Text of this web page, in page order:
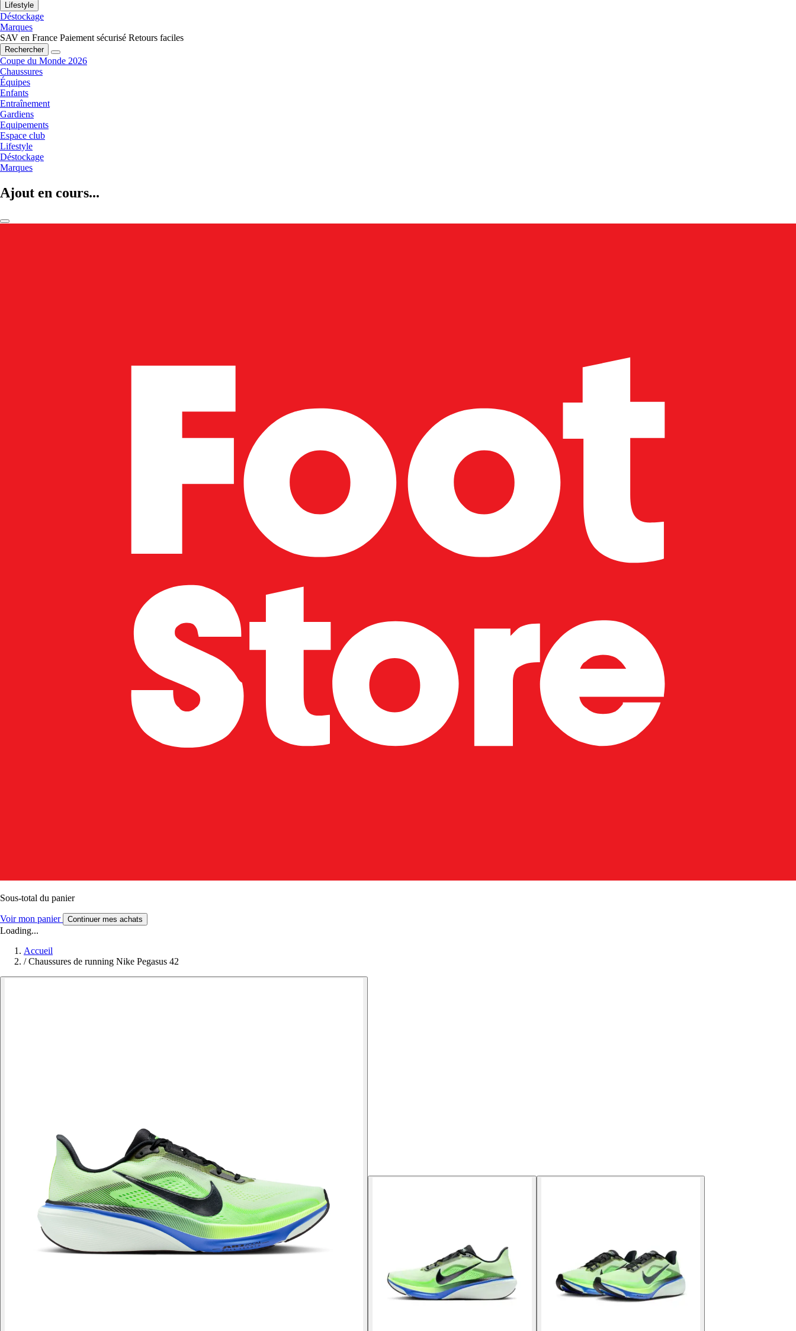
Lifestyle
Déstockage
Marques
SAV en France Paiement sécurisé Retours faciles
Rechercher
Coupe du Monde 2026
Chaussures
Équipes
Enfants
Entraînement
Gardiens
Equipements
Espace club
Lifestyle
Déstockage
Marques
Ajout en cours...
Sous-total du panier
Voir mon panier Continuer mes achats
Loading...
Accueil
/ Chaussures de running Nike Pegasus 42